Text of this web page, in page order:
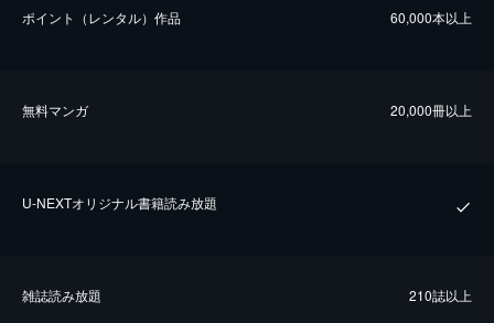
ポイント（レンタル）作品 60,000本以上
無料マンガ 20,000冊以上
U-NEXTオリジナル書籍読み放題
雑誌読み放題 210誌以上